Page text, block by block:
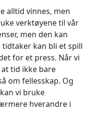
alltid vinnes, men
verktøyene til vår
men den kan
tidtaker kan bli et spill
for et press. Når vi
tid ikke bare
om fellesskap. Og
vi bruke
hverandre i